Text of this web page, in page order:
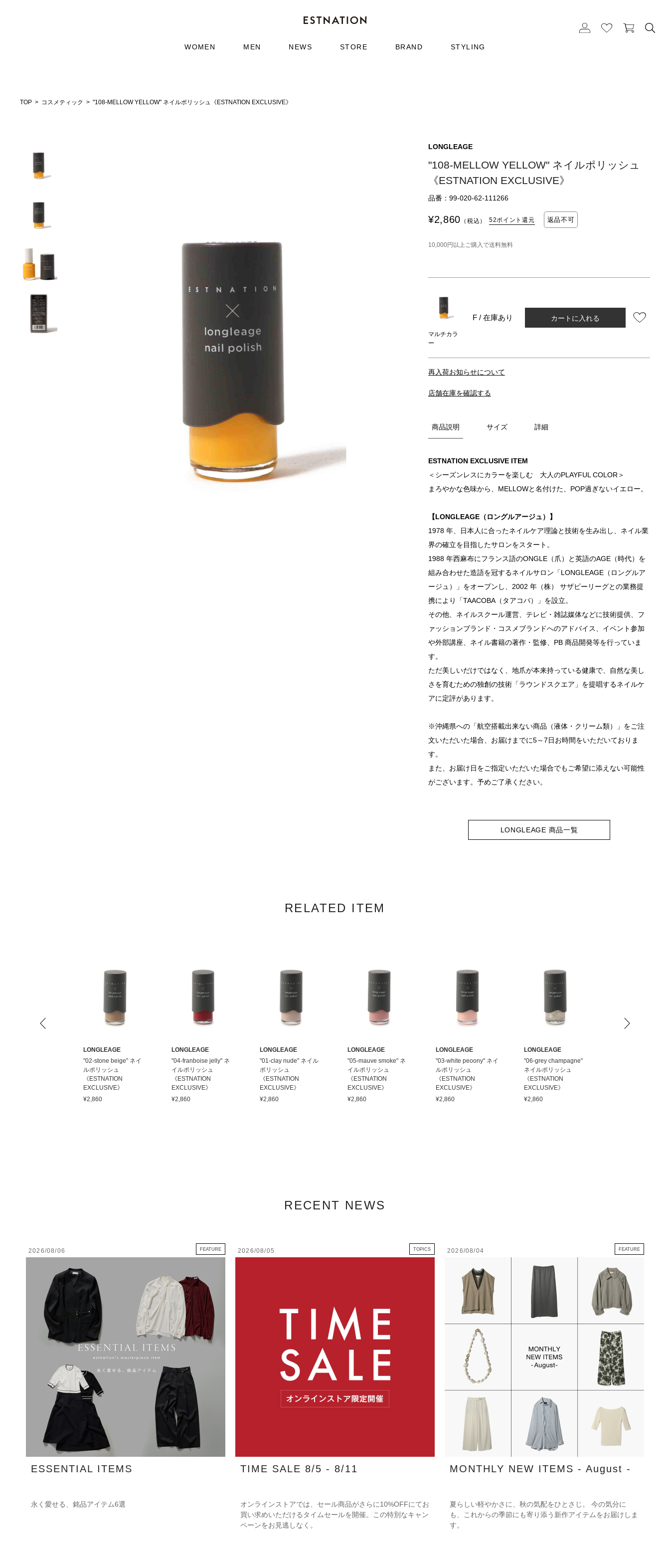
WOMEN MEN NEWS STORE BRAND STYLING
TOP コスメティック "108-MELLOW YELLOW" ネイルポリッシュ《ESTNATION EXCLUSIVE》
LONGLEAGE
"108-MELLOW YELLOW" ネイルポリッシュ
《ESTNATION EXCLUSIVE》
品番：99-020-62-111266
¥2,860 （税込） 52ポイント還元 返品不可
10,000円以上ご購入で送料無料
マルチカラ
ー
F / 在庫あり カートに入れる
再入荷お知らせについて
店舗在庫を確認する
商品説明 サイズ 詳細
ESTNATION EXCLUSIVE ITEM
＜シーズンレスにカラーを楽しむ 大人のPLAYFUL COLOR＞
まろやかな色味から、MELLOWと名付けた、POP過ぎないイエロー。
【LONGLEAGE（ロングルアージュ）】
1978 年、日本人に合ったネイルケア理論と技術を生み出し、ネイル業
界の確立を目指したサロンをスタート。
1988 年西麻布にフランス語のONGLE（爪）と英語のAGE（時代）を
組み合わせた造語を冠するネイルサロン「LONGLEAGE（ロングルア
ージュ）」をオープンし、2002 年（株） サザビーリーグとの業務提
携により「TAACOBA（タアコバ）」を設立。
その他、ネイルスクール運営、テレビ・雑誌媒体などに技術提供、フ
ァッションブランド・コスメブランドへのアドバイス、イベント参加
や外部講座、ネイル書籍の著作・監修、PB 商品開発等を行っていま
す。
ただ美しいだけではなく、地爪が本来持っている健康で、自然な美し
さを育むための独創の技術「ラウンドスクエア」を提唱するネイルケ
アに定評があります。
※沖縄県への「航空搭載出来ない商品（液体・クリーム類）」をご注
文いただいた場合、お届けまでに5～7日お時間をいただいておりま
す。
また、お届け日をご指定いただいた場合でもご希望に添えない可能性
がございます。予めご了承ください。
LONGLEAGE 商品一覧
RELATED ITEM
LONGLEAGE
"02-stone beige" ネイ
ルポリッシュ
《ESTNATION
EXCLUSIVE》
¥2,860
LONGLEAGE
"04-franboise jelly" ネ
イルポリッシュ
《ESTNATION
EXCLUSIVE》
¥2,860
LONGLEAGE
"01-clay nude" ネイル
ポリッシュ
《ESTNATION
EXCLUSIVE》
¥2,860
LONGLEAGE
"05-mauve smoke" ネ
イルポリッシュ
《ESTNATION
EXCLUSIVE》
¥2,860
LONGLEAGE
"03-white peoony" ネイ
ルポリッシュ
《ESTNATION
EXCLUSIVE》
¥2,860
LONGLEAGE
"06-grey champagne"
ネイルポリッシュ
《ESTNATION
EXCLUSIVE》
¥2,860
RECENT NEWS
2026/08/06 FEATURE
ESSENTIAL ITEMS
永く愛せる、銘品アイテム6選
2026/08/05 TOPICS
TIME SALE 8/5 - 8/11
オンラインストアでは、セール商品がさらに10%OFFにてお
買い求めいただけるタイムセールを開催。この特別なキャン
ペーンをお見逃しなく。
2026/08/04 FEATURE
MONTHLY NEW ITEMS - August -
夏らしい軽やかさに、秋の気配をひとさじ。 今の気分に
も、これからの季節にも寄り添う新作アイテムをお届けしま
す。